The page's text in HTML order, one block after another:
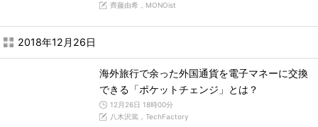
齊藤由希，MONOist
2018年12月26日
海外旅行で余った外国通貨を電子マネーに交換
できる「ポケットチェンジ」とは？
12月26日 18時00分
八木沢篤，TechFactory